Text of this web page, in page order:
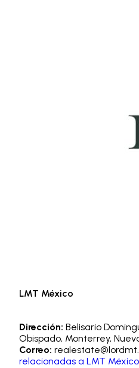
LMT México
Dirección: Belisario
Obispado, Monterrey,
Correo:
relacionadas a LMT México